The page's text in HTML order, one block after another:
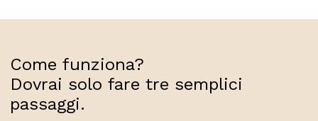
Come funziona?
Dovrai solo fare tre semplici
passaggi.